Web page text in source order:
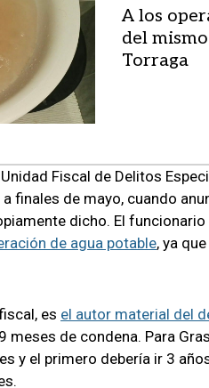
A los
del
Torraga
Fiscal de Delitos
finales de mayo, cuando
dicho. El
de agua potable, ya
es el autor material del
meses de condena. Para
y el primero debería ir 3